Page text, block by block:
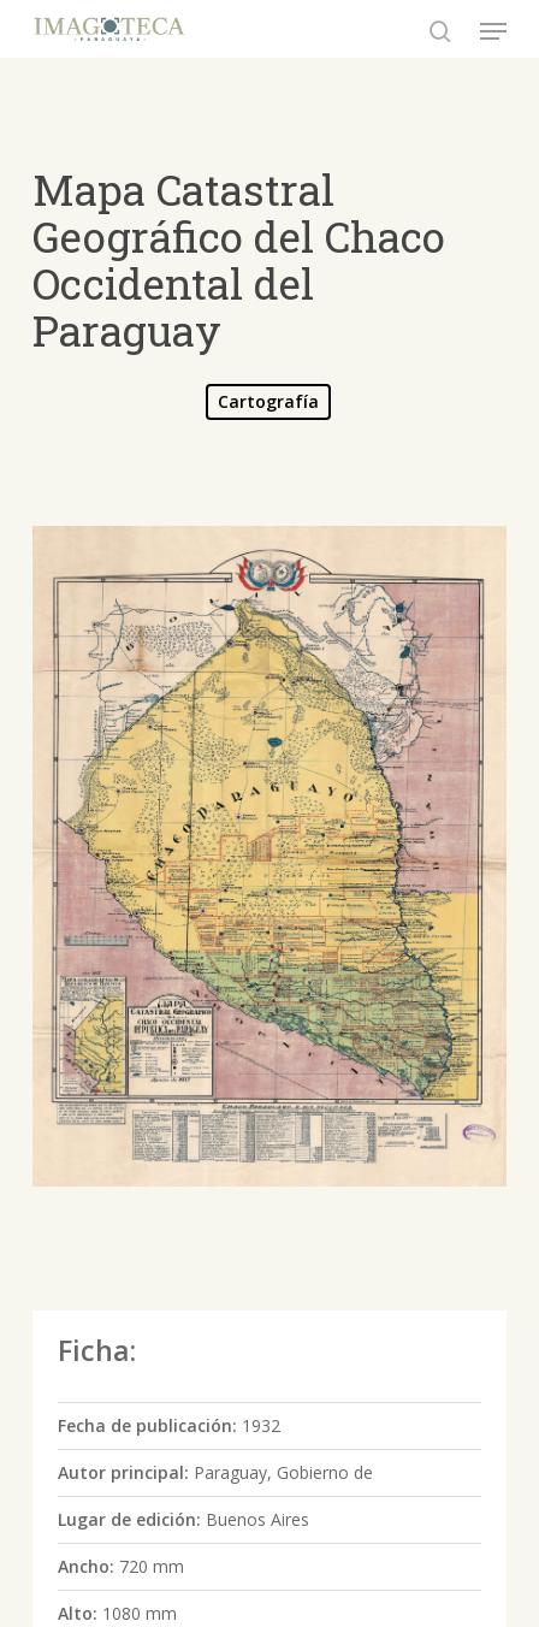
Menu
Mapa Catastral
Geográfico del Chaco
Occidental del
Paraguay
Cartografía
Ficha:
Fecha de publicación: 1932
Autor principal: Paraguay, Gobierno de
Lugar de edición: Buenos Aires
Ancho: 720 mm
Alto: 1080 mm